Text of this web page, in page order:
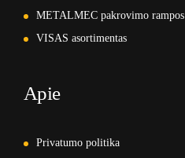
METALMEC pakrovimo rampos
VISAS asortimentas
Apie
Privatumo politika